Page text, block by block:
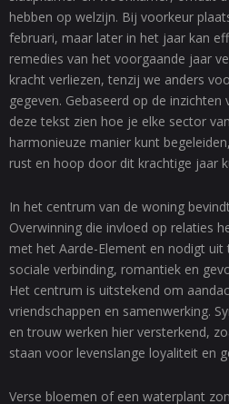
hebben op welzijn. Bij voorkeur
februari, maar later in het jaar kan
remedies van het voorgaande jaar
kracht verliezen, tenzij we anders
gegeven. Gebaseerd op de inzichten
deze tekst zien hoe je elke sector
harmonieuze manier kunt
rust en hoop door dit krachtige jaar
In het centrum van de woning
Overwinning die invloed op relaties
met het Aarde-Element en nodigt
sociale verbinding, romantiek en
Het centrum is uitstekend om
vriendschappen en samenwerking.
en trouw werken hier versterkend,
staan voor levenslange loyaliteit en
Verse bloemen of een waterplant